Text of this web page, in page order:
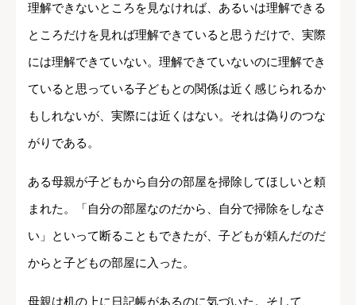
理解できないところを見なければ、あるいは理解できる
ところだけを見れば理解できていると思うだけで、実際
には理解できていない。理解できていないのに理解でき
ていると思っている子どもとの関係は近く感じられるか
もしれないが、実際には近くはない。それは偽りのつな
がりである。
ある母親が子どもから自分の部屋を掃除してほしいと頼
まれた。「自分の部屋なのだから、自分で掃除をしなさ
い」といって断ることもできたが、子どもが頼んだのだ
からと子どもの部屋に入った。
母親は机の上に日記帳があるのに気づいた。そして、